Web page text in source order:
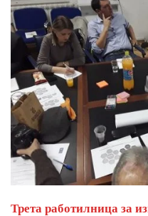
Трета работилница за